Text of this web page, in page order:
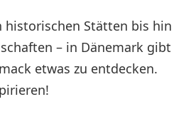
historischen Stätten bis hin
– in Dänemark gibt
etwas zu entdecken.